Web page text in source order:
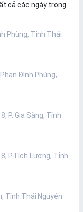
cả các ngày trong
Phùng, Tỉnh Thái
Đình Phùng,
P. Gia Sàng, Tỉnh
P.Tích Lương, Tỉnh
Tỉnh Thái Nguyên